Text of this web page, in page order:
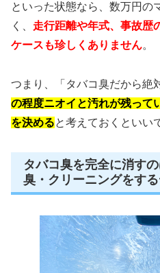
といった状態なら、数万円の
く、 走行距離や年式、事故歴
ケースも珍しくありません。
つまり、「タバコ臭だから絶
の程度ニオイと汚れが残って
を決めると考えておくといい
タバコ臭を完全に消す
臭・クリーニングをす